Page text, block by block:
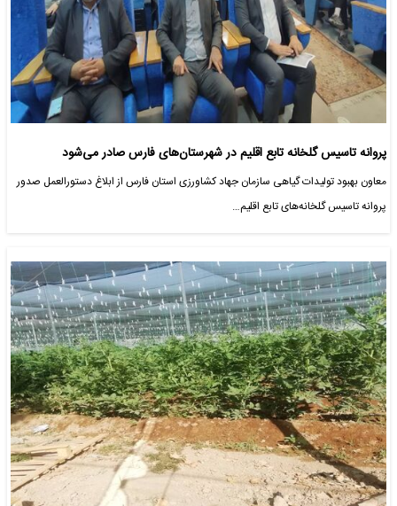
پروانه تاسیس گلخانه تابع اقلیم در شهرستان‌های فارس صادر می‌شود
معاون بهبود تولیدات گیاهی سازمان جهاد کشاورزی استان فارس از ابلاغ دستورالعمل صدور
پروانه تاسیس گلخانه‌های تابع اقلیم…